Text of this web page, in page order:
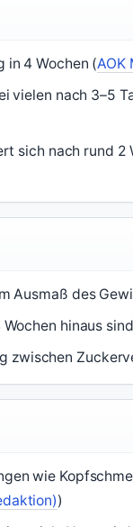
in 4 Wochen (AOK
vielen nach 3–5
sich nach rund 2
Ausmaß des
hinaus
zwischen
wie
)